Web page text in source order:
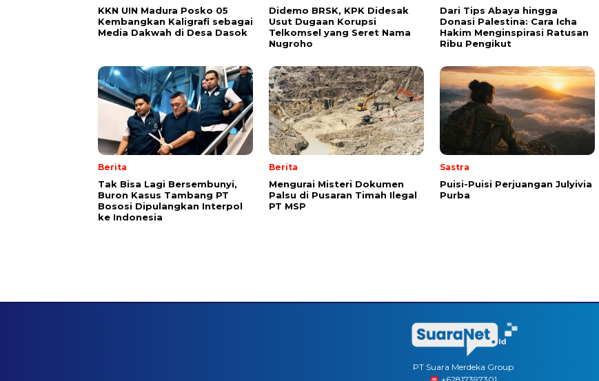
KKN UIN Madura Posko 05
Kembangkan Kaligrafi sebagai
Media Dakwah di Desa Dasok
Didemo BRSK, KPK Didesak
Usut Dugaan Korupsi
Telkomsel yang Seret Nama
Nugroho
Dari Tips Abaya hingga
Donasi Palestina: Cara Icha
Hakim Menginspirasi Ratusan
Ribu Pengikut
Berita
Tak Bisa Lagi Bersembunyi,
Buron Kasus Tambang PT
Bososi Dipulangkan Interpol
ke Indonesia
Berita
Mengurai Misteri Dokumen
Palsu di Pusaran Timah Ilegal
PT MSP
Sastra
Puisi-Puisi Perjuangan Julyivia
Purba
PT Suara Merdeka Group